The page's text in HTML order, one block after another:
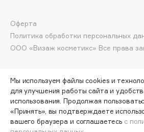
Dr. Vranjes Firenze
Dr.Althea
DSD de Luxe
Dyson
ООО «Визаж косметикс» Все права
Оферта
Политика обработки персональных
Мы используем файлы cookies и
для улучшения работы сайта и
использования. Продолжая
«Принять», вы подтверждаете
вашего браузера и соглашаетесь с